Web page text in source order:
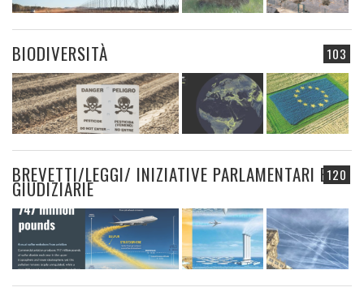
103
BIODIVERSITÀ
120
BREVETTI/LEGGI/ INIZIATIVE PARLAMENTARI E
GIUDIZIARIE